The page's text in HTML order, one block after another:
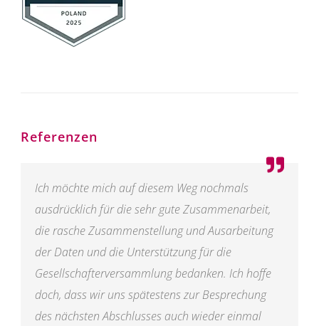
Referenzen
Ich möchte mich auf diesem Weg nochmals
ausdrücklich für die sehr gute Zusammenarbeit,
die rasche Zusammenstellung und Ausarbeitung
der Daten und die Unterstützung für die
Gesellschafterversammlung bedanken. Ich hoffe
doch, dass wir uns spätestens zur Besprechung
des nächsten Abschlusses auch wieder einmal